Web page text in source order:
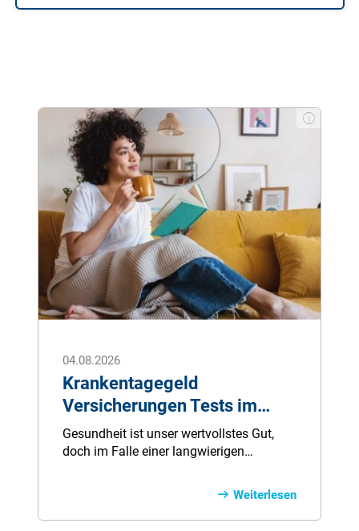
04.08.2026
Krankentagegeld
Versicherungen Tests im
Vergleich
Gesundheit ist unser wertvollstes Gut,
doch im Falle einer langwierigen
eine zusätzliche Belastung darstellen.
Krankentagegeldversicherung eine große
Weiterlesen